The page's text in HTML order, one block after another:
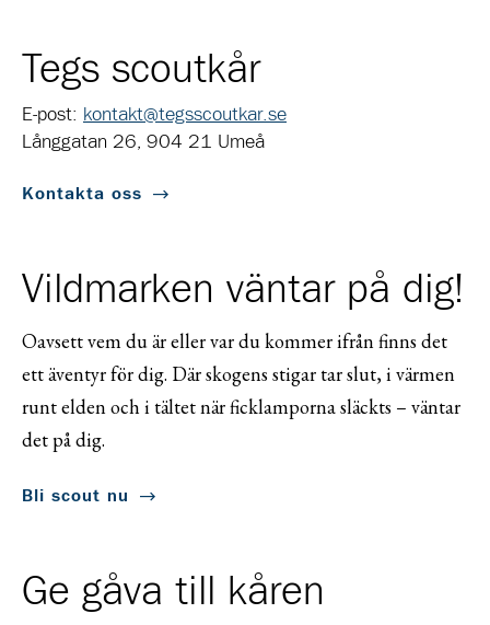
Tegs scoutkår
E-post: kontakt@tegsscoutkar.se
Långgatan 26, 904 21 Umeå
Kontakta oss
Vildmarken väntar på dig!
Oavsett vem du är eller var du kommer ifrån finns det
ett äventyr för dig. Där skogens stigar tar slut, i värmen
runt elden och i tältet när ficklamporna släckts – väntar
det på dig.
Bli scout nu
Ge gåva till kåren